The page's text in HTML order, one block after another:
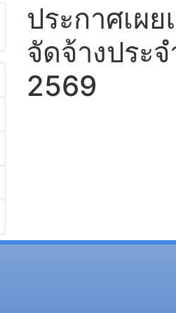
ประกาศเผ
จัดจ้างประ
2569